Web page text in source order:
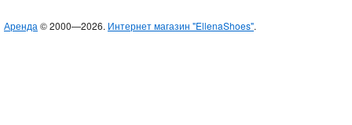
Аренда © 2000—2026. Интернет магазин "EllenaShoes".